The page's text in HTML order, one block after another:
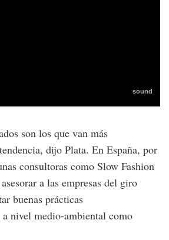
son los que van más
dijo Plata. En España, por
consultoras como Slow Fashion
a las empresas del giro
buenas prácticas
nivel medio-ambiental como